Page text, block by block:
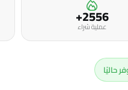
2556+
عملية شراء
حاليًا